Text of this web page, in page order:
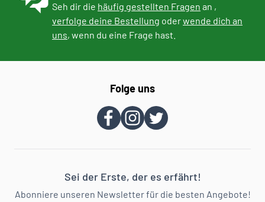
Seh dir die häufig gestellten Fragen an ,
verfolge deine Bestellung oderwende dich an
uns, wenn du eine Frage hast.
Folge uns
Sei der Erste, der es erfährt!
Abonniere unseren Newsletter für die besten Angebote!